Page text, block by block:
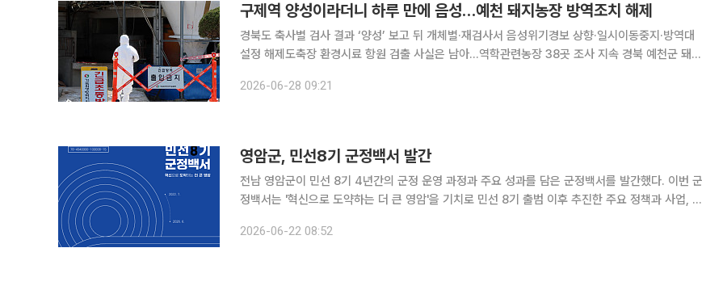
구제역 양성이라더니 하루 만에 음성…예천 돼지농장 방역조치 해제
경북도 축사별 검사 결과 ‘양성’ 보고 뒤 개체별·재검사서 음성위기경보 상향·일시이동중지·방역대
설정 해제도축장 환경시료 항원 검출 사실은 남아…역학관련농장 38곳 조사 지속 경북 예천군 돼지
역 양성으로 판단했지만 이후 돼지 개체별 검사와 기존 시료 재검사에서
2026-06-28 09:21
영암군, 민선8기 군정백서 발간
전남 영암군이 민선 8기 4년간의 군정 운영 과정과 주요 성과를 담은 군정백서를 발간했다. 이번 군
정백서는 '혁신으로 도약하는 더 큰 영암'을 기치로 민선 8기 출범 이후 추진한 주요 정책과 사업, 분
2026-06-22 08:52